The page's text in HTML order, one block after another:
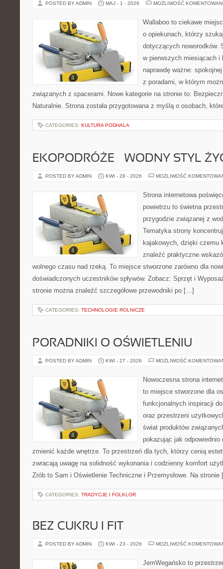
POSTED BY ADMIN MAJ - 1 - 2026 MOŻLIWOŚĆ
Wallaboo to ciekawe
o opiekunach, którzy
dotyczących noworodków.
w pierwszych miesiącach
naprawdę ważne:
z poradami, w którym
związanych z spacerami. Nowe kategorie na stronie to:
Naturalnie. Strona została przygotowana z myślą o osobach,
CATEGORIES: KULTURA PODHALA
EKOPODRÓŻE – WODNY STYL
POSTED BY ADMIN KWI - 28 - 2026 MOŻLIWOŚĆ
Strona internetowa
powietrzu to świetna
przygodzie związanej z
Tematyka strony
kajakowych, dzięki czemu
znaleźć praktyczne
wolnego czasu nad rzeką. To miejsce stworzone zarówno dla
doświadczonych uczestników spływów. Zobacz: Sprzęt i
stronie można znaleźć szczegółowe przewodniki po […]
CATEGORIES: TECHNOLOGIE ROLNICZE
PORADNIKI O OŚWIETLENIU
POSTED BY ADMIN KWI - 27 - 2026 MOŻLIWOŚĆ
Nowoczesna strona
to miejsce stworzone dla
funkcjonalnych inspiracji
oraz przestrzeni
świat produktów
pokazując jak odpowiednio
zmienić każde wnętrze. To przestrzeń dla tych, którzy cenią
zwracają uwagę na solidność wykonania i codzienny komfort
Zrób to Sam i Oświetlenie Techniczne i Przemysłowe. Na
CATEGORIES: TRADYCJE I FOLKLOR
BEZ CUKRU I FIT
POSTED BY ADMIN KWI - 23 - 2026 MOŻLIWOŚĆ
JemWegańsko to